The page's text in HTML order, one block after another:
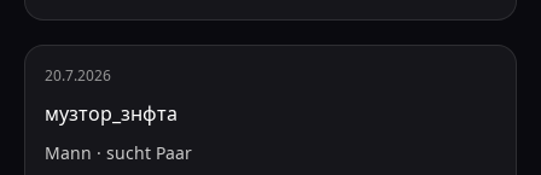
20.7.2026
музтор_знфта
Mann · sucht Paar